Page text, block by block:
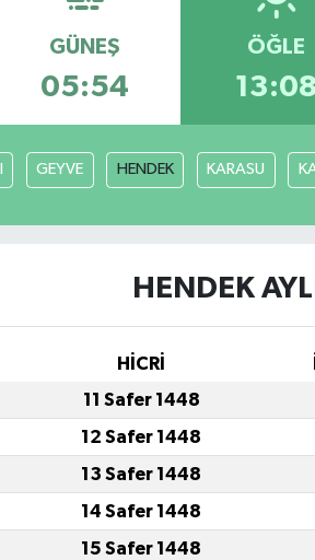
GÜNEŞ
05:54
ÖĞLE
13:08
GEYVE HENDEK KARASU
HENDEK
HİCRİ
11 Safer 1448
12 Safer 1448
13 Safer 1448
14 Safer 1448
15 Safer 1448